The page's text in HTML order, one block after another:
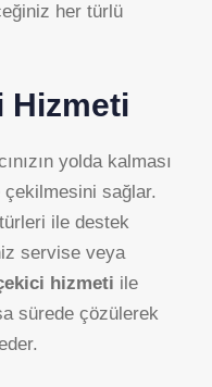
her türlü
Hizmeti
yolda kalması
sağlar.
ile destek
servise veya
hizmeti ile
sürede çözülerek